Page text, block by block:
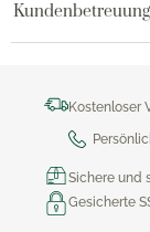
Kostenloser
Sichere und
Gesicherte